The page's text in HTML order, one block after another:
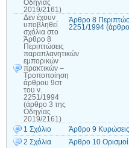
Οδηγίας
2019/2161)
Δεν έχουν
υποβληθεί
σχόλια στο
Άρθρο 8
Περιπτώσεις
παραπλανητικών
εμπορικών
πρακτικών –
Τροποποίηση
άρθρου 9στ
του ν.
2251/1994
(άρθρο 3 της
Οδηγίας
2019/2161)
Άρθρο 8
2251/1994
1 Σχόλιο
Άρθρο 9
2 Σχόλια
Άρθρο 10